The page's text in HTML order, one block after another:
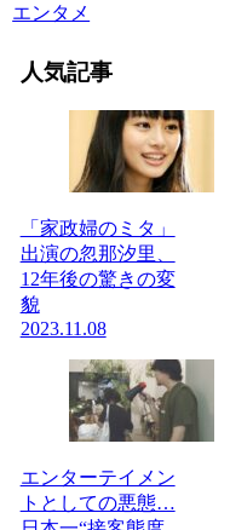
エンタメ
人気記事
「家政婦のミタ」
出演の忽那汐里、
12年後の驚きの変
貌
2023.11.08
エンターテイメン
トとしての悪態…